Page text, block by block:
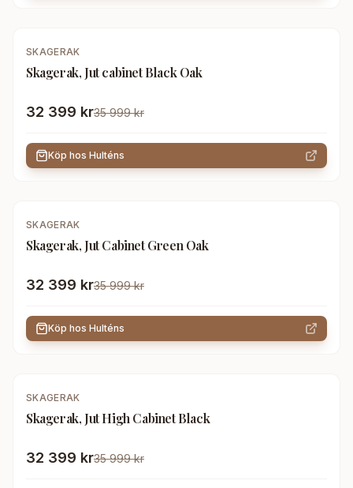
- 10 %
SKAGERAK
Skagerak, Jut cabinet Black Oak
32 399 kr35 999 kr
Köp hos Hulténs
- 10 %
SKAGERAK
Skagerak, Jut Cabinet Green Oak
32 399 kr35 999 kr
Köp hos Hulténs
- 10 %
SKAGERAK
Skagerak, Jut High Cabinet Black
32 399 kr35 999 kr